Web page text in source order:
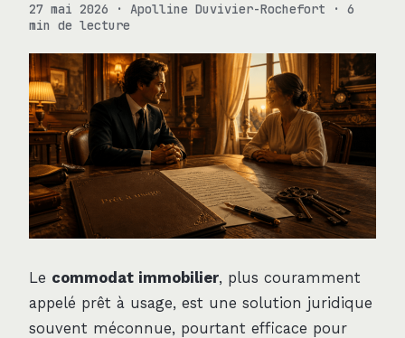
27 mai 2026 · Apolline Duvivier-Rochefort ·
6
min de lecture
Le commodat immobilier, plus couramment
appelé prêt à usage, est une solution juridique
souvent méconnue, pourtant efficace pour